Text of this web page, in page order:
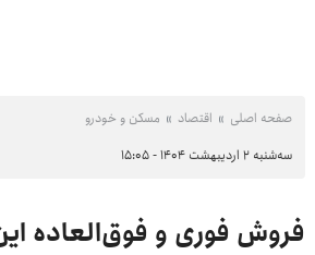
صفحه اصلی اقتصاد مسکن و خودرو
سه‌شنبه ۲ اردیبهشت ۱۴۰۴ - ۱۵:۰۵
فروش فوری و فوق‌العاده